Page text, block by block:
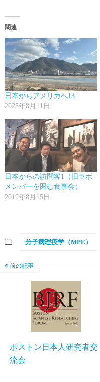
関連
日本からアメリカへ13
2025年8月11日
日本からの訪問客1（旧ラボ
メンバーを囲む食事会）
2019年8月15日
分子病理疫学（MPE）
前の記事
ボストン日本人研究者交
流会